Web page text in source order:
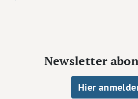
Newsletter
Hier